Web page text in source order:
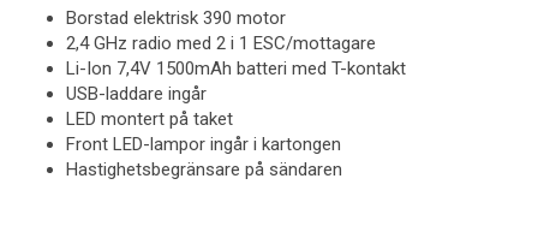
Borstad elektrisk 390 motor
2,4 GHz radio med 2 i 1 ESC/mottagare
Li-Ion 7,4V 1500mAh batteri med T-kontakt
USB-laddare ingår
LED montert på taket
Front LED-lampor ingår i kartongen
Hastighetsbegränsare på sändaren